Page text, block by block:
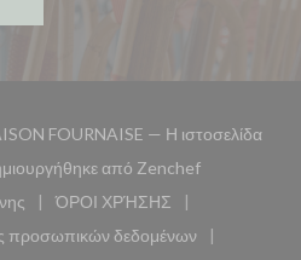
FOURNAISE — Η ιστοσελίδα
από Zenchef((ανοίγει σε
σε νέο παράθυρο))
ΌΡΟΙ ΧΡΉΣΗΣ
((ανοίγει σε νέο
προσωπικών δεδομένων
((ανοίγει σε νέο παράθυρο))